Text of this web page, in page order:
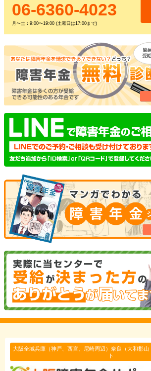
06-6360-4023
月〜土：9:00〜19:00 (土曜日は17:00まで)
大阪全域兵庫（神戸、西宮、尼崎周辺）奈良（大和郡山
ト